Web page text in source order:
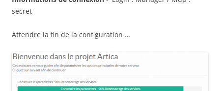
secret
Attendre la fin de la configuration …